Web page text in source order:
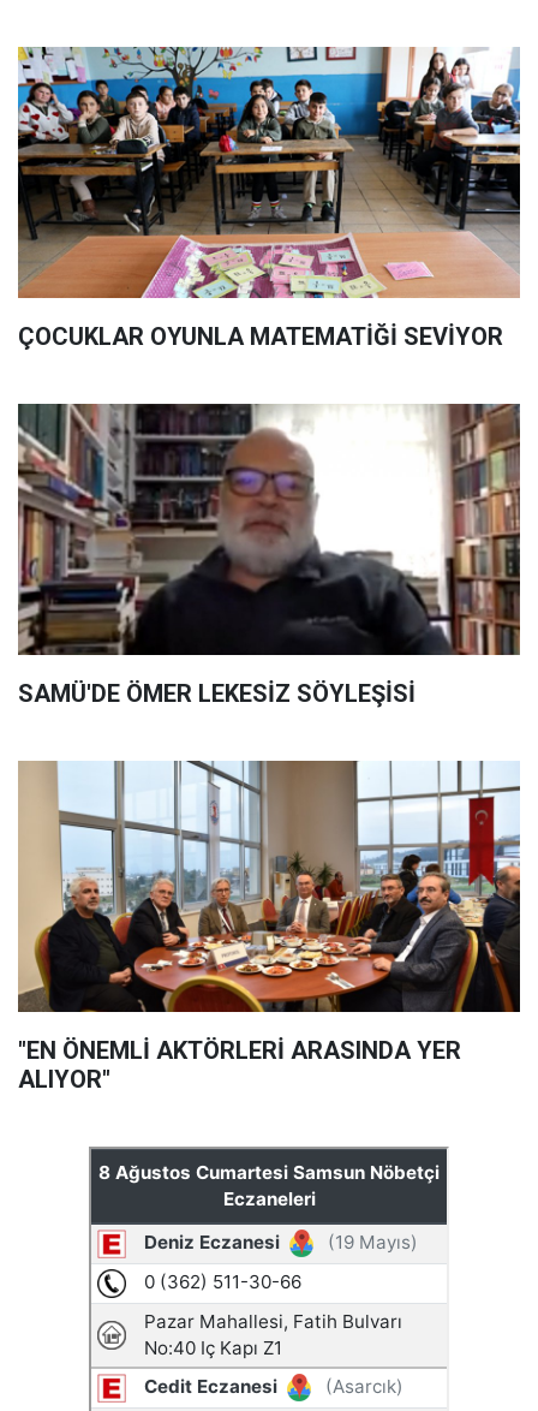
ÇOCUKLAR OYUNLA MATEMATİĞİ SEVİYOR
SAMÜ'DE ÖMER LEKESİZ SÖYLEŞİSİ
"EN ÖNEMLİ AKTÖRLERİ ARASINDA YER
ALIYOR"